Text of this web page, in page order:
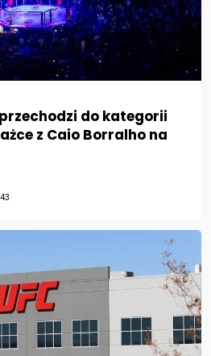
do kategorii
z Caio Borralho na